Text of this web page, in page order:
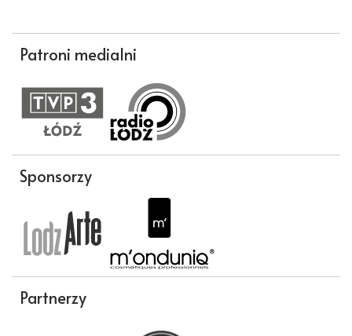
Patroni medialni
Sponsorzy
Partnerzy